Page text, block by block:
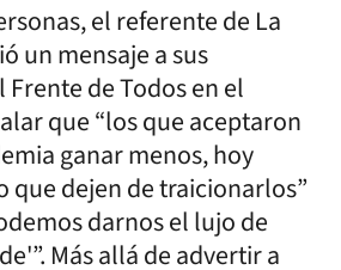
el referente de La
un mensaje a sus
de Todos en el
que “los que aceptaron
ganar menos, hoy
que dejen de traicionarlos”
darnos el lujo de
Más allá de advertir a